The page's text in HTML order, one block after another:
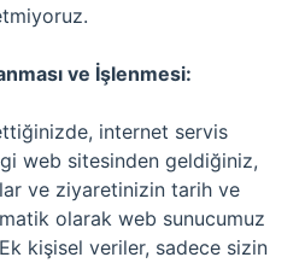
ve İşlenmesi:
internet servis
web sitesinden geldiğiniz,
ve ziyaretinizin tarih ve
olarak web sunucumuz
kişisel veriler, sadece sizin